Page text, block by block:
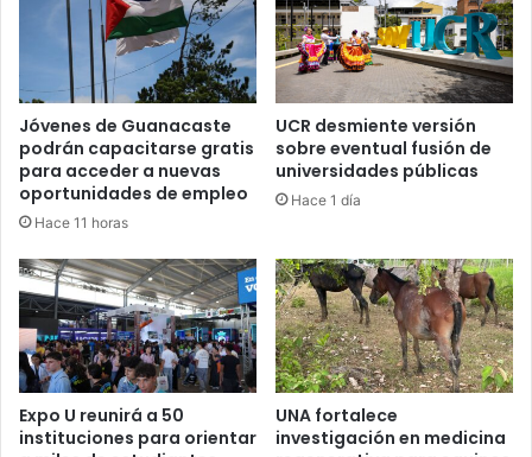
Jóvenes de Guanacaste
podrán capacitarse gratis
para acceder a nuevas
oportunidades de empleo
Hace 11 horas
UCR desmiente versión
sobre eventual fusión de
universidades públicas
Hace 1 día
Expo U reunirá a 50
instituciones para orientar
UNA fortalece
investigación en medicina